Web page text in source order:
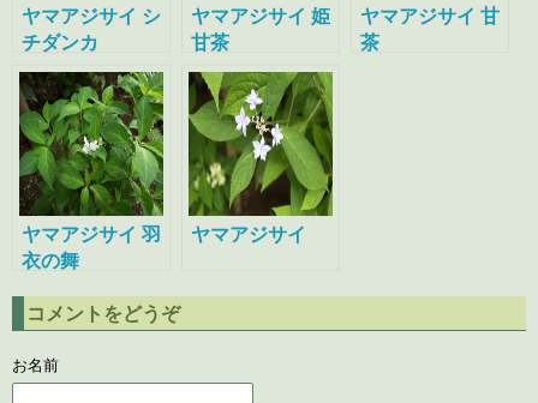
ヤマアジサイ シ
チダンカ
ヤマアジサイ 姫
甘茶
ヤマアジサイ 甘
茶
ヤマアジサイ 羽
衣の舞
ヤマアジサイ
コメントをどうぞ
お名前